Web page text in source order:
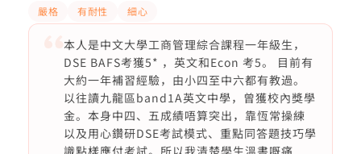
嚴格 有耐性 細心
本人是中文大學工商管理綜合課程一年級生，
DSE BAFS考獲5* ，英文和Econ 考5。 目前有
大約一年補習經驗，由小四至中六都有教過。
以往讀九龍區band1A英文中學，曾獲校內獎學
金。本身中四、五成績唔算突出，靠恆常操練
以及用心鑽研DSE考試模式、重點同答題技巧學
識點樣應付考試。所以我清楚學生溫書嘅痛